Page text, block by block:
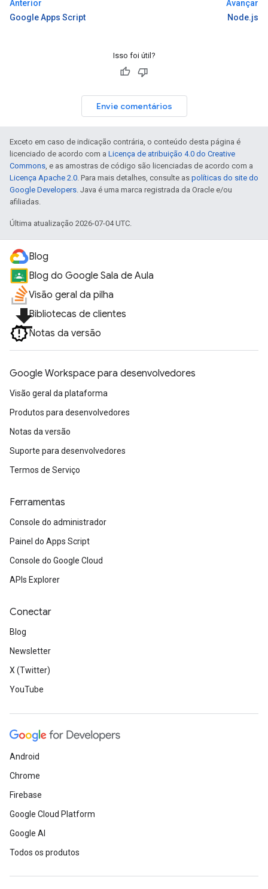
Anterior
Google Apps Script
Avançar
Node.js
Isso foi útil?
Envie comentários
Exceto em caso de indicação contrária, o conteúdo desta página é
licenciado de acordo com a Licença de atribuição 4.0 do Creative
Commons, e as amostras de código são licenciadas de acordo com a
Licença Apache 2.0. Para mais detalhes, consulte as políticas do site do
Google Developers. Java é uma marca registrada da Oracle e/ou
afiliadas.
Última atualização 2026-07-04 UTC.
Blog
Blog do Google Sala de Aula
Visão geral da pilha
file_downloadBibliotecas de clientes
Notas da versão
Google Workspace para desenvolvedores
Visão geral da plataforma
Produtos para desenvolvedores
Notas da versão
Suporte para desenvolvedores
Termos de Serviço
Ferramentas
Console do administrador
Painel do Apps Script
Console do Google Cloud
APIs Explorer
Conectar
Blog
Newsletter
X (Twitter)
YouTube
Android
Chrome
Firebase
Google Cloud Platform
Google AI
Todos os produtos